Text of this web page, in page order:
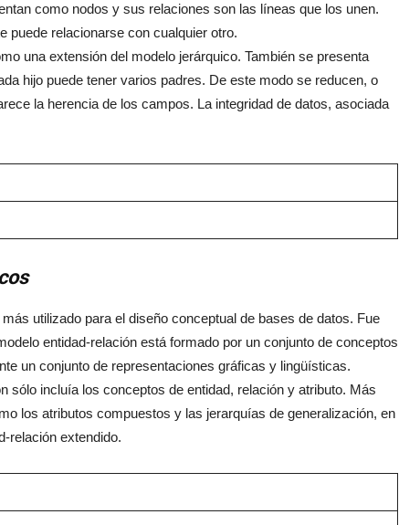
como nodos y sus relaciones son las líneas que los unen.
puede relacionarse con cualquier otro.
una extensión del modelo jerárquico. También se presenta
hijo puede tener varios padres. De este modo se reducen, o
la herencia de los campos. La integridad de datos, asociada
utilizado para el diseño conceptual de bases de datos. Fue
entidad-relación está formado por un conjunto de conceptos
un conjunto de representaciones gráficas y lingüísticas.
sólo incluía los conceptos de entidad, relación y atributo. Más
los atributos compuestos y las jerarquías de generalización, en
relación extendido.